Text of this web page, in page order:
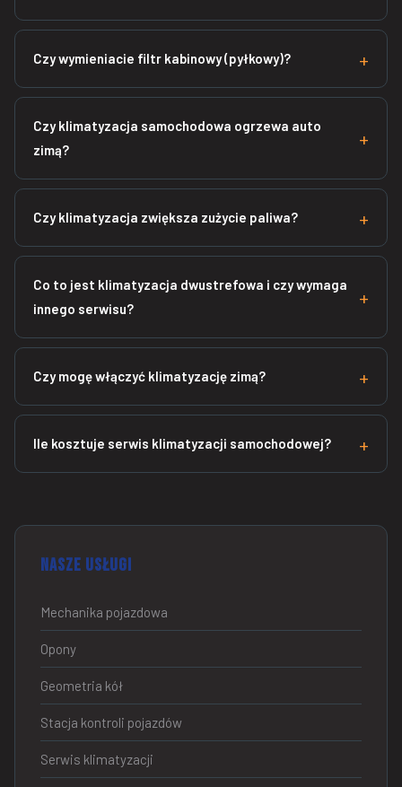
Czy wymieniacie filtr kabinowy (pyłkowy)?
Czy klimatyzacja samochodowa ogrzewa auto
zimą?
Czy klimatyzacja zwiększa zużycie paliwa?
Co to jest klimatyzacja dwustrefowa i czy wymaga
innego serwisu?
Czy mogę włączyć klimatyzację zimą?
Ile kosztuje serwis klimatyzacji samochodowej?
Nasze usługi
Mechanika pojazdowa
Opony
Geometria kół
Stacja kontroli pojazdów
Serwis klimatyzacji